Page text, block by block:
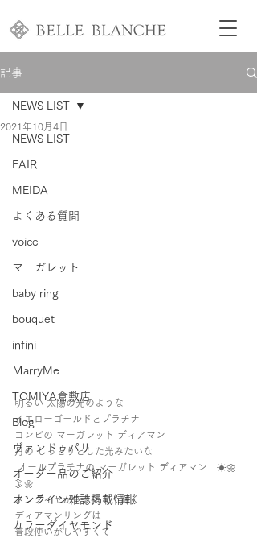
記事
NEWS LIST
FAIR
MEIDA
よくある質問
voice
マーガレット
baby ring
bouquet
infini
ＭarryMe
TOMIYA倉敷店
Blog
ヴァンドゥパリ
オーダー品のご紹介
オンライン雑誌掲載情報
カラーダイヤモンド
NEWS LIST
2021年10月4日
明るい 太陽の光のような
イエローゴールドとプラチナ
コンビの マーガレット ディアマン
月の しっとりとした光みたいな
🌛🌼
メレダイヤがさり気なく輝く
ディアマンリングは
普段使いがしやすくて